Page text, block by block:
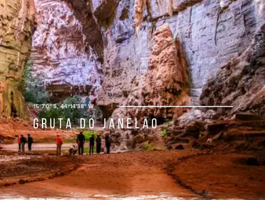
15º7'0" S, 44º14'38" W
Gruta do Janelão